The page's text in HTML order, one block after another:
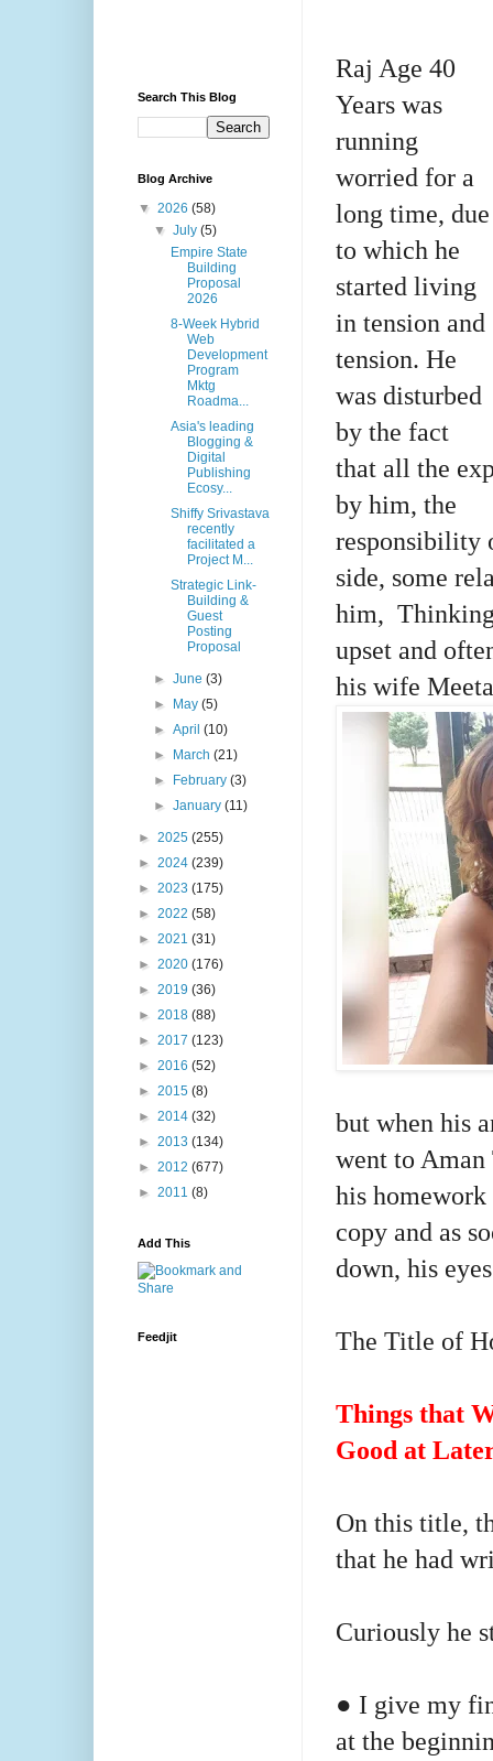
Raj Age 40
Years was
running
worried for a
long time, due
to which he
started living
in tension and
tension. He
was disturbed
by the fact
that all the
by him, the
responsibility
side, some
him,
upset and
his wife
but when his
went to Aman
his
copy and as
down, his
The Title of
Things that
Good at
On this title,
that he had
Curiously he
● I give my
at the
Search This Blog
Blog Archive
▼ 2026 (58)
▼July(5)
Empire State
Building
Proposal
2026
8-Week Hybrid
Web
Development
Program
Mktg
Roadma...
Asia's leading
Blogging &
Digital
Publishing
Ecosy...
Shiffy Srivastava
recently
facilitated a
Project M...
Strategic Link-
Building &
Guest
Posting
Proposal
►June(3)
►
May(5)
►April(10)
►
March(21)
►
February(3)
►January(11)
► 2025 (255)
► 2024 (239)
► 2023 (175)
► 2022 (58)
► 2021 (31)
► 2020 (176)
► 2019 (36)
► 2018 (88)
► 2017 (123)
► 2016 (52)
► 2015 (8)
► 2014 (32)
► 2013 (134)
► 2012 (677)
► 2011 (8)
Add This
Feedjit